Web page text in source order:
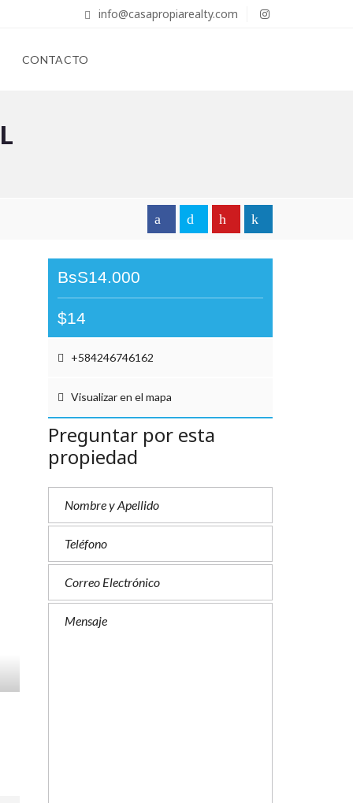
info@casapropiarealty.com
CONTACTO
BsS14.000
$14
+584246746162
Visualizar en el mapa
Preguntar por esta
propiedad